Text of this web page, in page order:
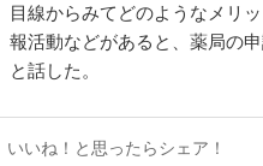
目線からみてどのようなメリ
報活動などがあると、薬局の
と話した。
いいね！と思ったらシェア！